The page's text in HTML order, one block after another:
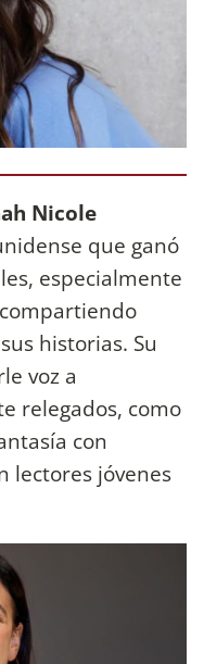
Nicole
que ganó
especialmente
historias. Su
voz a
relegados, como
con
lectores jóvenes